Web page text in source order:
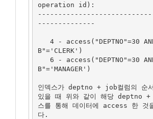
operation id):
--------------
B"='CLERK')
B"='MANAGER')
인덱스가 deptno + job컬럼의 순
있을 때 위와 같이 해당 deptno
스를 통해 데이터에 access 한 것
다.